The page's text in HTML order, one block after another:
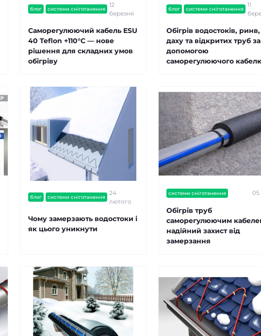
блог системи сніготанення
12
березня
Саморегулюючий кабель ESU
40 Teflon +110°C — нове
рішення для складних умов
обігріву
блог системи сніготанення
11
Обігрів водостоків, ринв,
даху та відкритих труб за
допомогою
саморегулюючого
блог системи сніготанення
24
лютого
Чому замерзають водостоки і
як цього уникнути
системи сніготанення 05
Обігрів труб
саморегулюючим
надійний захист від
замерзання
в наявності
Електрорадіатор
секцій
Артикул:500008
3